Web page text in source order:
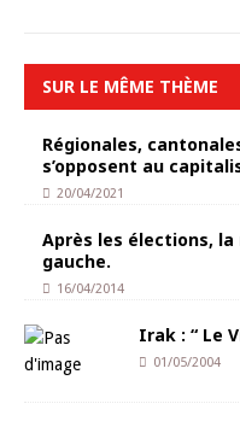
SUR LE MÊME THÈME
Régionales,
s’opposent au
20/04/2021
Après les élections, la
gauche.
16/04/2014
Irak : “ Le
01/05/2004